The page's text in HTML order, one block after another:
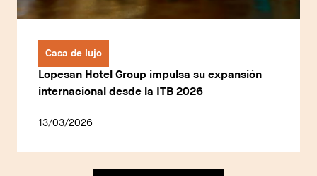
Casa de lujo
Lopesan Hotel Group impulsa su expansión
internacional desde la ITB 2026
13/03/2026